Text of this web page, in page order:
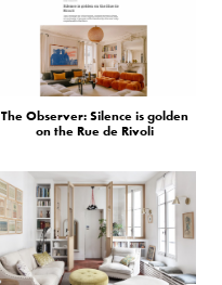
The Observer: Silence is golden
on the Rue de Rivoli